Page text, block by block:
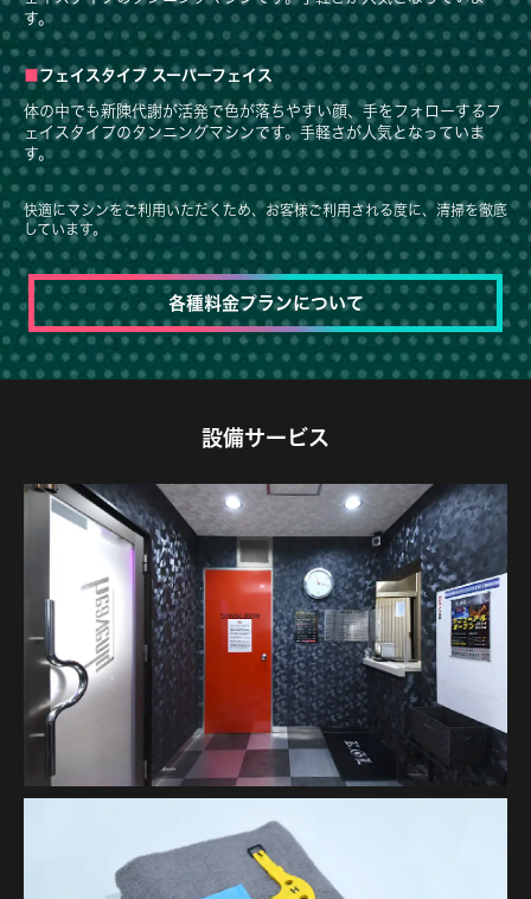
す。
フェイスタイプ スーパーフェイス
体の中でも新陳代謝が活発で色が落ちやすい顔、手をフォローするフ
ェイスタイプのタンニングマシンです。手軽さが人気となっていま
す。
快適にマシンをご利用いただくため、お客様ご利用される度に、清掃を徹底
しています。
各種料金プランについて
設備サービス